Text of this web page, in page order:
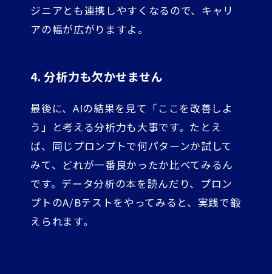
ジニアとも連携しやすくなるので、キャリ
アの幅が広がりますよ。
4. 分析力も欠かせません
最後に、AIの結果を見て「ここを改善しよ
う」と考える分析力も大事です。たとえ
ば、同じプロンプトで何パターンか試して
みて、どれが一番良かったか比べてみるん
です。データ分析の本を読んだり、プロン
プトのA/Bテストをやってみると、実践で鍛
えられます。